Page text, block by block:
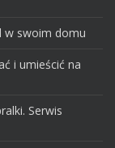
w swoim domu
i umieścić na
Serwis